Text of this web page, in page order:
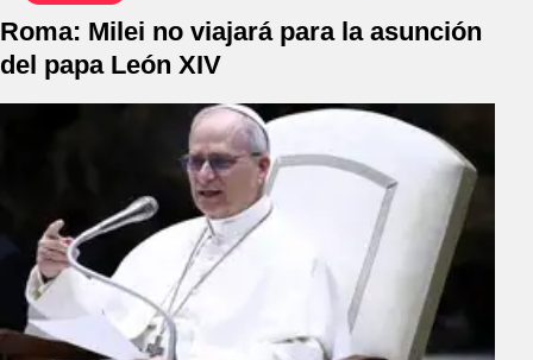
Roma: Milei no viajará para la asunción
del papa León XIV